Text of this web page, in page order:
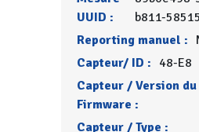
UUID :
b811-
Reporting manuel :
Capteur/ ID : 48-E8
Capteur / Version du
Firmware :
Capteur / Type :